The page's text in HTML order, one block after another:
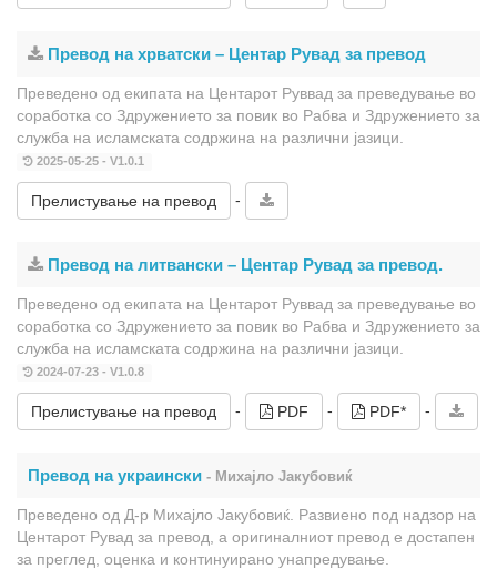
Превод на хрватски – Центар Рувад за превод
Преведено од екипата на Центарот Руввад за преведување во
соработка со Здружението за повик во Рабва и Здружението за
служба на исламската содржина на различни јазици.
2025-05-25 - V1.0.1
Прелистување на превод -
Превод на литвански – Центар Рувад за превод.
Преведено од екипата на Центарот Руввад за преведување во
соработка со Здружението за повик во Рабва и Здружението за
служба на исламската содржина на различни јазици.
2024-07-23 - V1.0.8
Прелистување на превод - PDF - PDF* -
Превод на украински - Михајло Јакубовиќ
Преведено од Д-р Михајло Јакубовиќ. Развиено под надзор на
Центарот Рувад за превод, а оригиналниот превод е достапен
за преглед, оценка и континуирано унапредување.